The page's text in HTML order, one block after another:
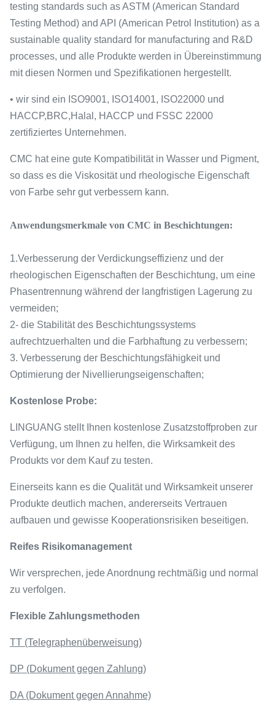
testing standards such as ASTM (American Standard
Testing Method) and API (American Petrol Institution) as a
sustainable quality standard for manufacturing and R&D
processes, und alle Produkte werden in Übereinstimmung
mit diesen Normen und Spezifikationen hergestellt.
• wir sind ein ISO9001, ISO14001, ISO22000 und
HACCP,BRC,Halal, HACCP und FSSC 22000
zertifiziertes Unternehmen.
CMC hat eine gute Kompatibilität in Wasser und Pigment,
so dass es die Viskosität und rheologische Eigenschaft
von Farbe sehr gut verbessern kann.
Anwendungsmerkmale von CMC in Beschichtungen:
1.Verbesserung der Verdickungseffizienz und der
rheologischen Eigenschaften der Beschichtung, um eine
Phasentrennung während der langfristigen Lagerung zu
vermeiden;
2- die Stabilität des Beschichtungssystems
aufrechtzuerhalten und die Farbhaftung zu verbessern;
3. Verbesserung der Beschichtungsfähigkeit und
Optimierung der Nivellierungseigenschaften;
Kostenlose Probe:
LINGUANG stellt Ihnen kostenlose Zusatzstoffproben zur
Verfügung, um Ihnen zu helfen, die Wirksamkeit des
Produkts vor dem Kauf zu testen.
Einerseits kann es die Qualität und Wirksamkeit unserer
Produkte deutlich machen, andererseits Vertrauen
aufbauen und gewisse Kooperationsrisiken beseitigen.
Reifes Risikomanagement
Wir versprechen, jede Anordnung rechtmäßig und normal
zu verfolgen.
Flexible Zahlungsmethoden
TT (Telegraphenüberweisung)
DP (Dokument gegen Zahlung)
DA (Dokument gegen Annahme)